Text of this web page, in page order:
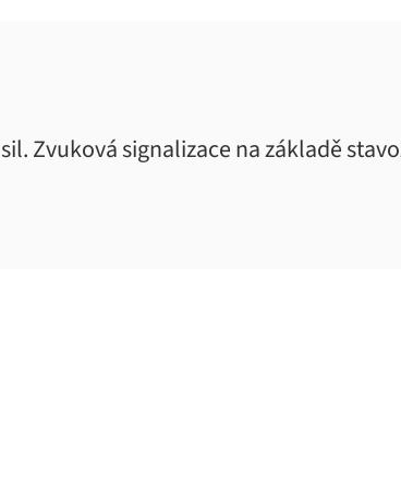
Zvuková signalizace na základě